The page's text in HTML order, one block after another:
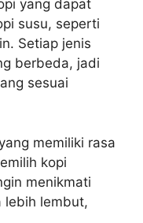
yang dapat
susu, seperti
Setiap jenis
berbeda, jadi
sesuai
memiliki rasa
kopi
menikmati
lebih lembut,